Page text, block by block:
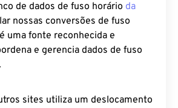
de dados de fuso horário da
nossas conversões de fuso
uma fonte reconhecida e
e gerencia dados de fuso
sites utiliza um deslocamento